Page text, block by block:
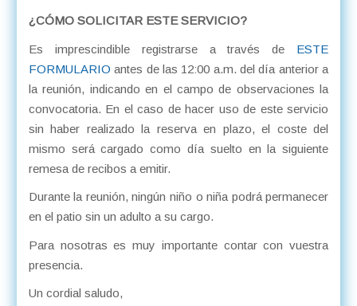
¿CÓMO SOLICITAR ESTE SERVICIO?
Es imprescindible registrarse a través de ESTE
FORMULARIO antes de las 12:00 a.m. del día anterior a
la reunión, indicando en el campo de observaciones la
convocatoria. En el caso de hacer uso de este servicio
sin haber realizado la reserva en plazo, el coste del
mismo será cargado como día suelto en la siguiente
remesa de recibos a emitir.
Durante la reunión, ningún niño o niña podrá permanecer
en el patio sin un adulto a su cargo.
Para nosotras es muy importante contar con vuestra
presencia.
Un cordial saludo,